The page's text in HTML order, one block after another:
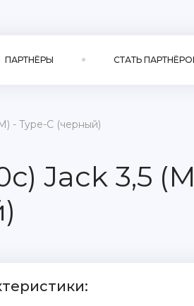
ПАРТНЁРЫ СТАТЬ
- Type-C (черный)
Jack 3,5